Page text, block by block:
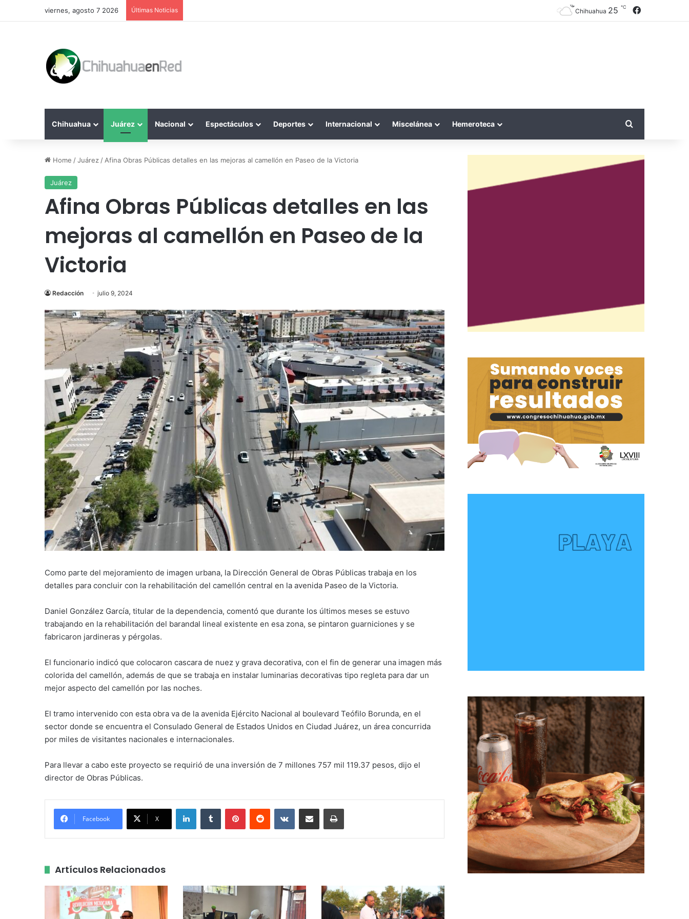
viernes, agosto 7 2026 Últimas Noticias Chihuahua 25 ℃ Facebook
Chihuahua Juárez Nacional Espectáculos Deportes Internacional Miscelánea Hemeroteca Search for
Home /Juárez / Afina Obras Públicas detalles en las mejoras al camellón en Paseo de la Victoria
Juárez
Afina Obras Públicas detalles en las
mejoras al camellón en Paseo de la
Victoria
Redacción julio 9, 2024
Como parte del mejoramiento de imagen urbana, la Dirección General de Obras Públicas trabaja en los
detalles para concluir con la rehabilitación del camellón central en la avenida Paseo de la Victoria.
Daniel González García, titular de la dependencia, comentó que durante los últimos meses se estuvo
trabajando en la rehabilitación del barandal lineal existente en esa zona, se pintaron guarniciones y se
fabricaron jardineras y pérgolas.
El funcionario indicó que colocaron cascara de nuez y grava decorativa, con el fin de generar una imagen más
colorida del camellón, además de que se trabaja en instalar luminarias decorativas tipo regleta para dar un
mejor aspecto del camellón por las noches.
El tramo intervenido con esta obra va de la avenida Ejército Nacional al boulevard Teófilo Borunda, en el
sector donde se encuentra el Consulado General de Estados Unidos en Ciudad Juárez, un área concurrida
por miles de visitantes nacionales e internacionales.
Para llevar a cabo este proyecto se requirió de una inversión de 7 millones 757 mil 119.37 pesos, dijo el
director de Obras Públicas.
Facebook X
LinkedInTumblr PinterestReddit VKontakteShare via Email Print
Artículos Relacionados